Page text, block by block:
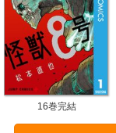
16巻完結